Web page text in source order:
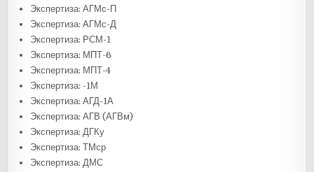
Экспертиза: АГМс-П
Экспертиза: АГМс-Д
Экспертиза: РСМ-1
Экспертиза: МПТ-6
Экспертиза: МПТ-4
Экспертиза: -1М
Экспертиза: АГД-1А
Экспертиза: АГВ (АГВм)
Экспертиза: ДГКу
Экспертиза: ТМср
Экспертиза: ДМС